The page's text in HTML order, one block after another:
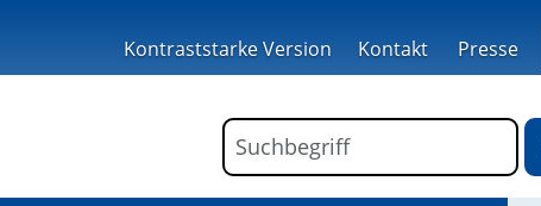
Kontraststarke Version Kontakt Presse
Formular für die